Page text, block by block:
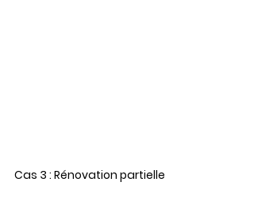
Cas 3 : Rénovation partielle